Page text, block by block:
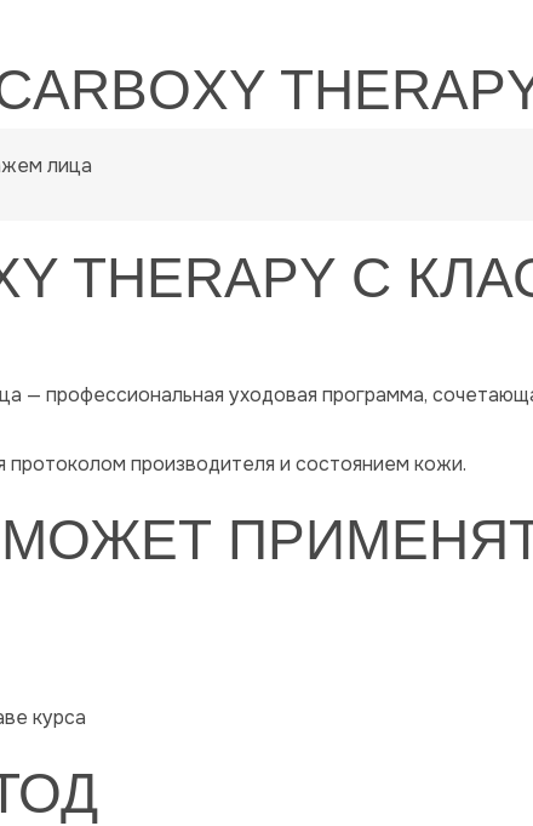
лица
THERAPY С
— профессиональная уходовая программа,
производителя и состоянием кожи.
МОЖЕТ
курса